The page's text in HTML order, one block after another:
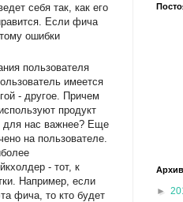
себя так, как его
Если фича
ошибки
пользователя
имеется
- другое. Причем
продукт
для нас важнее? Еще
на пользователе.
- тот, к
Например, если
фича, то кто будет
►